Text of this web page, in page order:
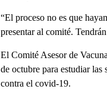
“El proceso no es que
presentar al comité.
El Comité Asesor de
de octubre para estudiar
contra el covid-19.